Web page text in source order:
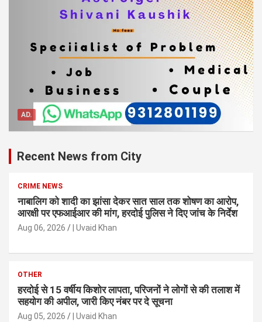
AD.
Recent News from City
CRIME NEWS
नाबालिग को शादी का झांसा देकर सात साल तक शोषण का आरोप,
आरक्षी पर एफआईआर की मांग, हरदोई पुलिस ने दिए जांच के निर्देश
Aug 06, 2026 | Uvaid Khan
OTHER
हरदोई से 15 वर्षीय किशोर लापता, परिजनों ने लोगों से की तलाश में
सहयोग की अपील, जारी किए नंबर पर दे सूचना
Aug 05, 2026 | Uvaid Khan